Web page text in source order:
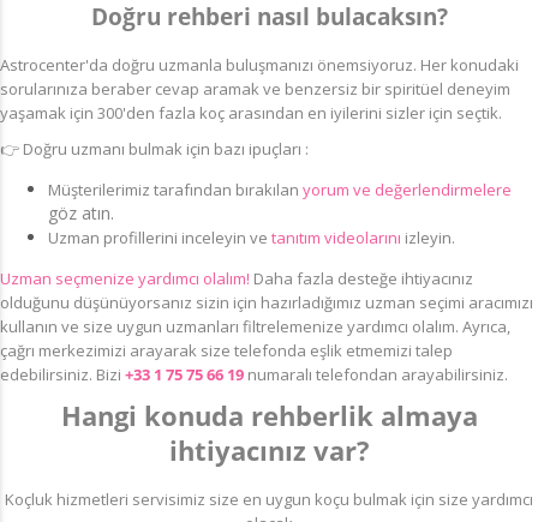
Doğru rehberi nasıl bulacaksın?
Astrocenter'da doğru uzmanla buluşmanızı önemsiyoruz. Her konudaki
sorularınıza beraber cevap aramak ve benzersiz bir spiritüel deneyim
yaşamak için 300'den fazla koç arasından en iyilerini sizler için seçtik.
👉 Doğru uzmanı bulmak için bazı ipuçları :
Müşterilerimiz tarafından bırakılan yorum ve değerlendirmelere
göz atın.
Uzman profillerini inceleyin ve tanıtım videolarını izleyin.
Uzman seçmenize yardımcı olalım! Daha fazla desteğe ihtiyacınız
olduğunu düşünüyorsanız sizin için hazırladığımız uzman seçimi aracımızı
kullanın ve size uygun uzmanları filtrelemenize yardımcı olalım. Ayrıca,
çağrı merkezimizi arayarak size telefonda eşlik etmemizi talep
edebilirsiniz. Bizi +33 1 75 75 66 19 numaralı telefondan arayabilirsiniz.
Hangi konuda rehberlik almaya
ihtiyacınız var?
Koçluk hizmetleri servisimiz size en uygun koçu bulmak için size yardımcı